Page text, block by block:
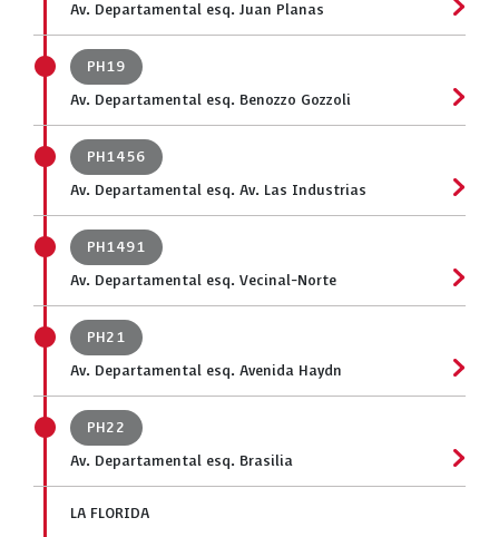
Av. Departamental esq. Juan Planas
PH19
Av. Departamental esq. Benozzo Gozzoli
PH1456
Av. Departamental esq. Av. Las Industrias
PH1491
Av. Departamental esq. Vecinal-Norte
PH21
Av. Departamental esq. Avenida Haydn
PH22
Av. Departamental esq. Brasilia
LA FLORIDA